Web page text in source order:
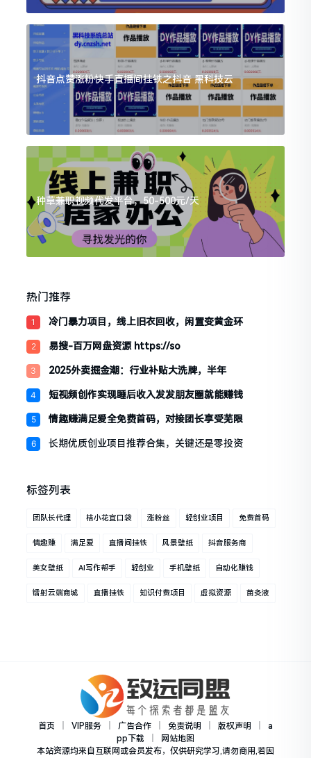
抖音点赞涨粉快手直播间挂铁之抖音 黑科技云
种草兼职视频代发平台，50-500元/天
热门推荐
1 冷门暴力项目，线上旧衣回收，闲置变黄金环
2 易搜-百万网盘资源 https://so
3 2025外卖掘金潮：行业补贴大洗牌，半年
4 短视频创作实现睡后收入发发朋友圈就能赚钱
5 情趣赚满足爱全免费首码，对接团长享受芜限
6 长期优质创业项目推荐合集，关键还是零投资
标签列表
团队长代理 桔小花宜口袋 涨粉丝 轻创业项目 免费首码
情趣赚 满足爱 直播间挂铁 风景壁纸 抖音服务商
美女壁纸 AI写作帮手 轻创业 手机壁纸 自动化赚钱
镭射云端商城 直播挂铁 知识付费项目 虚拟资源 苗灸液
首页 VIP服务 广告合作 免责说明 版权声明
a
pp下载
网站地图
本站资源均来自互联网或会员发布，仅供研究学习,请勿商用,若因